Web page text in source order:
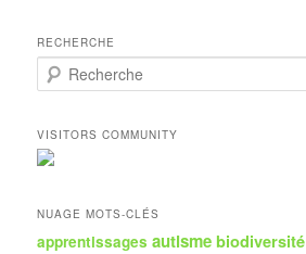
RECHERCHE
e
h
e
r
h
VISITORS COMMUNITY
NUAGE MOTS-CLÉS
apprentissages autisme biodiversité